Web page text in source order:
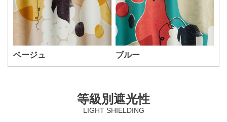
ベージュ ブルー
等級別遮光性
LIGHT SHIELDING